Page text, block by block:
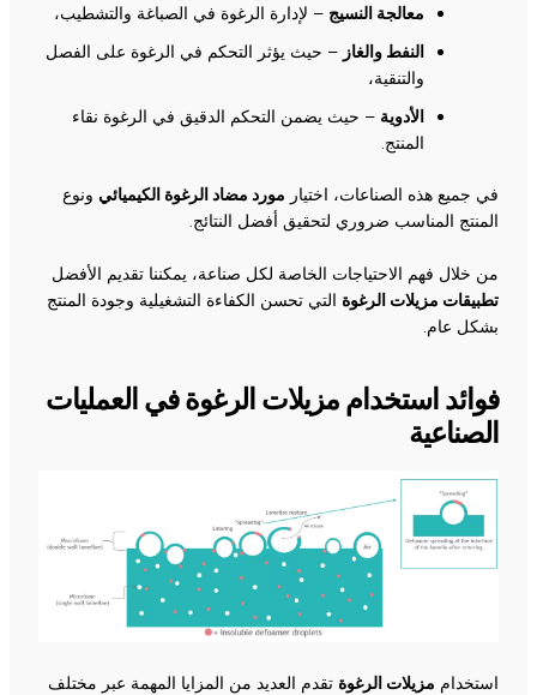
معالجة النسيج – لإدارة الرغوة في الصباغة والتشطيب،
النفط والغاز – حيث يؤثر التحكم في الرغوة على الفصل
والتنقية،
الأدوية – حيث يضمن التحكم الدقيق في الرغوة نقاء
المنتج.
في جميع هذه الصناعات، اختيار مورد مضاد الرغوة الكيميائي ونوع
المنتج المناسب ضروري لتحقيق أفضل النتائج.
من خلال فهم الاحتياجات الخاصة لكل صناعة، يمكننا تقديم الأفضل
تطبيقات مزيلات الرغوة التي تحسن الكفاءة التشغيلية وجودة المنتج
بشكل عام.
فوائد استخدام مزيلات الرغوة في العمليات
الصناعية
استخدام مزيلات الرغوة تقدم العديد من المزايا المهمة عبر مختلف